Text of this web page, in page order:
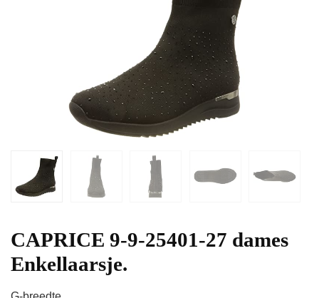
CAPRICE 9-9-25401-27 dames
Enkellaarsje.